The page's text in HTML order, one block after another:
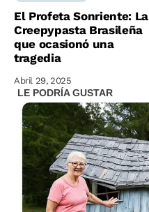
El Profeta Sonriente: La
Creepypasta Brasileña
que ocasionó una
tragedia
Abril 29, 2025